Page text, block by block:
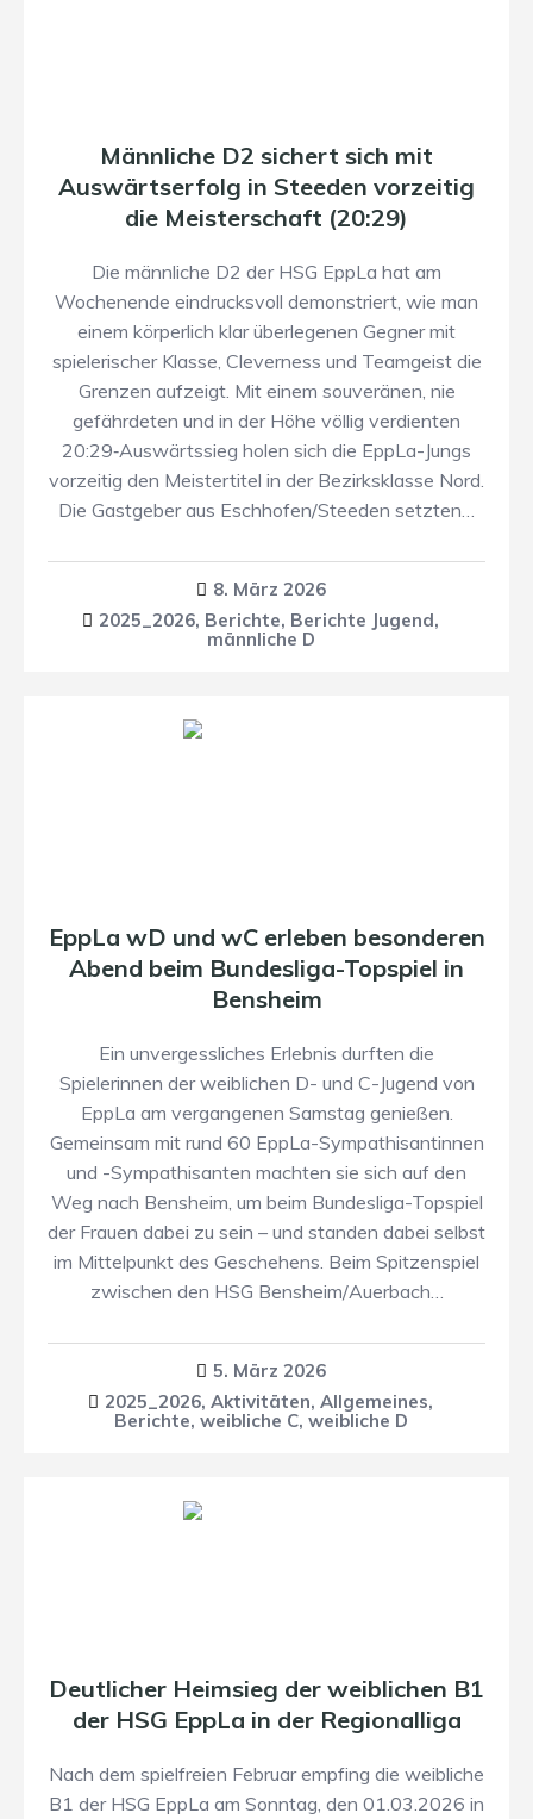
Männliche D2 sichert sich mit
Auswärtserfolg in Steeden vorzeitig
die Meisterschaft (20:29)
Die männliche D2 der HSG EppLa hat am
Wochenende eindrucksvoll demonstriert, wie man
einem körperlich klar überlegenen Gegner mit
spielerischer Klasse, Cleverness und Teamgeist die
Grenzen aufzeigt. Mit einem souveränen, nie
gefährdeten und in der Höhe völlig verdienten
20:29‑Auswärtssieg holen sich die EppLa-Jungs
vorzeitig den Meistertitel in der Bezirksklasse Nord.
Die Gastgeber aus Eschhofen/Steeden setzten…
8. März 2026
2025_2026, Berichte, Berichte Jugend,
männliche D
EppLa wD und wC erleben besonderen
Abend beim Bundesliga-Topspiel in
Bensheim
Ein unvergessliches Erlebnis durften die
Spielerinnen der weiblichen D- und C-Jugend von
EppLa am vergangenen Samstag genießen.
Gemeinsam mit rund 60 EppLa-Sympathisantinnen
und -Sympathisanten machten sie sich auf den
Weg nach Bensheim, um beim Bundesliga-Topspiel
der Frauen dabei zu sein – und standen dabei selbst
im Mittelpunkt des Geschehens. Beim Spitzenspiel
zwischen den HSG Bensheim/Auerbach…
5. März 2026
2025_2026, Aktivitäten, Allgemeines,
Berichte, weibliche C, weibliche D
Deutlicher Heimsieg der weiblichen B1
der HSG EppLa in der Regionalliga
Nach dem spielfreien Februar empfing die weibliche
B1 der HSG EppLa am Sonntag, den 01.03.2026 in